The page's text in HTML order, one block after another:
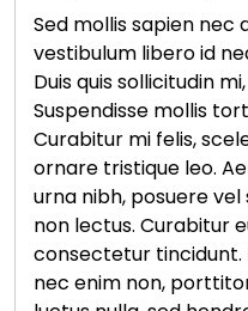
Sed mollis sapien
vestibulum libero id
Duis quis sollicitudin
Suspendisse mollis
Curabitur mi felis,
ornare tristique leo.
urna nibh, posuere
non lectus. Curabitur
consectetur
nec enim non,